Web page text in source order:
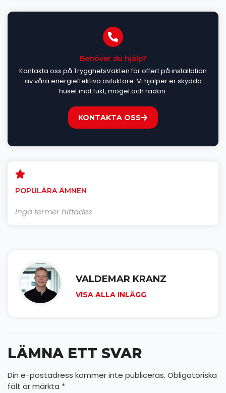
Behöver du hjälp?
Kontakta oss på TrygghetsVakten för offert på installation
av våra energieffektiva avfuktare. Vi hjälper er skydda
huset mot fukt, mögel och radon.
KONTAKTA OSS
POPULÄRA ÄMNEN
Inga termer hittades
VALDEMAR KRANZ
VISA ALLA INLÄGG
LÄMNA ETT SVAR
Din e-postadress kommer inte publiceras. Obligatoriska
fält är märkta *